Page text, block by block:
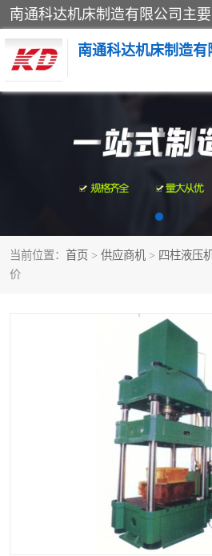
南通科达机床制造有
当前位置： 首页 > 供应商机 > 四柱液压
价
四柱液压机
卷板机